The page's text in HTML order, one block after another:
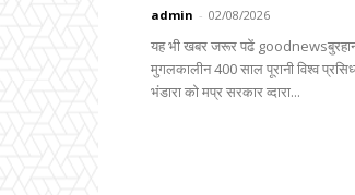
admin - 02/08/2026
यह भी खबर जरूर पढें
मुगलकालीन 400 साल पूरानी विश्व
भंडारा को मप्र सरकार व्दारा...